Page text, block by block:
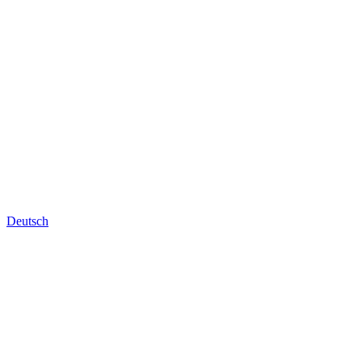
Deutsch